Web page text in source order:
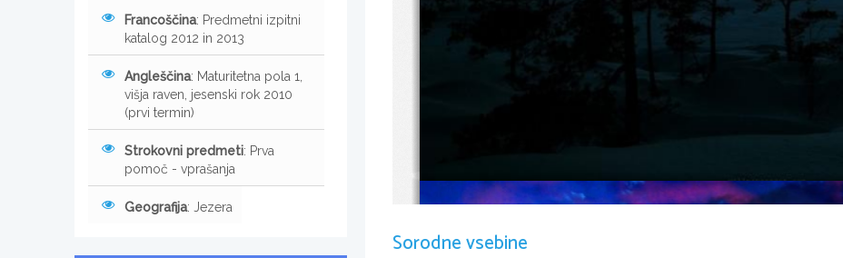
Kaj je oglarjenje?
Sorodne vsebine
Francoščina: Predmetni izpitni
katalog 2012 in 2013
Angleščina: Maturitetna pola 1,
višja raven, jesenski rok 2010
(prvi termin)
Strokovni predmeti: Prva
pomoč - vprašanja
Geografija: Jezera